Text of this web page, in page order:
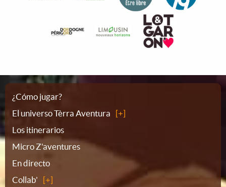
Plano
del
sitio
¿Cómo jugar?
El universo Tèrra Aventura
Los itinerarios
Micro Z'aventures
En directo
Collab'